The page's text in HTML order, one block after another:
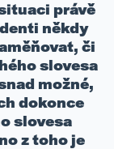
právě
někdy
či
slovesa
možné,
dokonce
slovesa
z toho je